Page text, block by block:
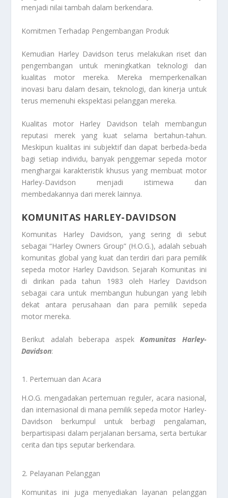
menjadi nilai tambah dalam berkendara.
Komitmen Terhadap Pengembangan Produk
Kemudian Harley Davidson terus melakukan riset dan
pengembangan untuk meningkatkan teknologi dan
kualitas motor mereka. Mereka memperkenalkan
inovasi baru dalam desain, teknologi, dan kinerja untuk
terus memenuhi ekspektasi pelanggan mereka.
Kualitas motor Harley Davidson telah membangun
reputasi merek yang kuat selama bertahun-tahun.
Meskipun kualitas ini subjektif dan dapat berbeda-beda
bagi setiap individu, banyak penggemar sepeda motor
menghargai karakteristik khusus yang membuat motor
Harley-Davidson menjadi istimewa dan
membedakannya dari merek lainnya.
KOMUNITAS HARLEY-DAVIDSON
Komunitas Harley Davidson, yang sering di sebut
sebagai “Harley Owners Group” (H.O.G.), adalah sebuah
komunitas global yang kuat dan terdiri dari para pemilik
sepeda motor Harley Davidson. Sejarah Komunitas ini
di dirikan pada tahun 1983 oleh Harley Davidson
sebagai cara untuk membangun hubungan yang lebih
dekat antara perusahaan dan para pemilik sepeda
motor mereka.
Berikut adalah beberapa aspekKomunitas Harley-
Davidson:
Pertemuan dan Acara
H.O.G. mengadakan pertemuan reguler, acara nasional,
dan internasional di mana pemilik sepeda motor Harley-
Davidson berkumpul untuk berbagi pengalaman,
berpartisipasi dalam perjalanan bersama, serta bertukar
cerita dan tips seputar berkendara.
Pelayanan Pelanggan
Komunitas ini juga menyediakan layanan pelanggan